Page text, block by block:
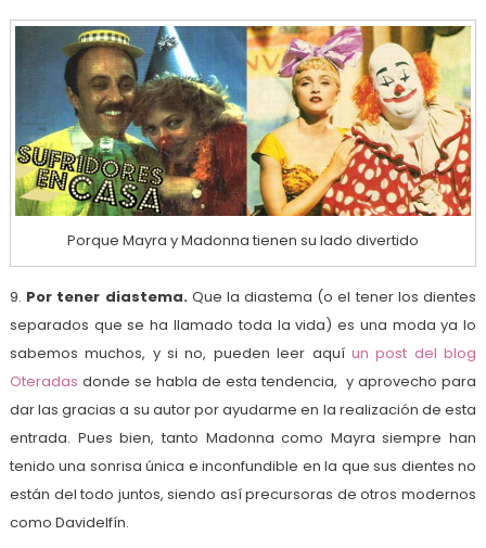
Porque Mayra y Madonna tienen su lado divertido
9. Por tener diastema.Que la diastema (o el tener los dientes
separados que se ha llamado toda la vida) es una moda ya lo
sabemos muchos, y si no, pueden leer aquí un post del blog
Oteradas donde se habla de esta tendencia, y aprovecho para
dar las gracias a su autor por ayudarme en la realización de esta
entrada. Pues bien, tanto Madonna como Mayra siempre han
tenido una sonrisa única e inconfundible en la que sus dientes no
están del todo juntos, siendo así precursoras de otros modernos
como Davidelfín.